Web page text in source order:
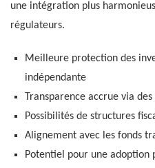
une intégration plus
régulateurs.
Meilleure protection des
indépendante
Transparence accrue via
Possibilités de structures
Alignement avec les fonds
Potentiel pour une adoption